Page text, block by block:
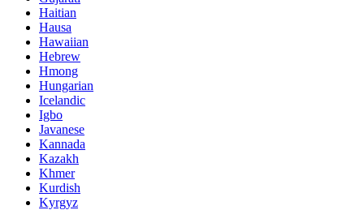
Haitian
Hausa
Hawaiian
Hebrew
Hmong
Hungarian
Icelandic
Igbo
Javanese
Kannada
Kazakh
Khmer
Kurdish
Kyrgyz